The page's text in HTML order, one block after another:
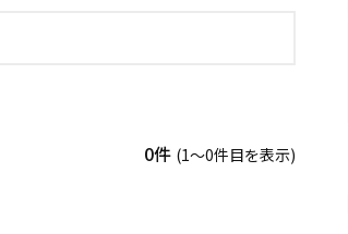
0件 (1〜0件目を表示)